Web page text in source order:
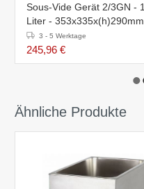
Sous-Vide Gerät 2/3GN - 13
Liter - 353x335x(h)290mm
3 - 5 Werktage
245,96 €
Ähnliche Produkte